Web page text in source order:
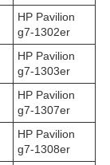
HP Pavilion
g7-1302er
HP Pavilion
g7-1303er
HP Pavilion
g7-1307er
HP Pavilion
g7-1308er